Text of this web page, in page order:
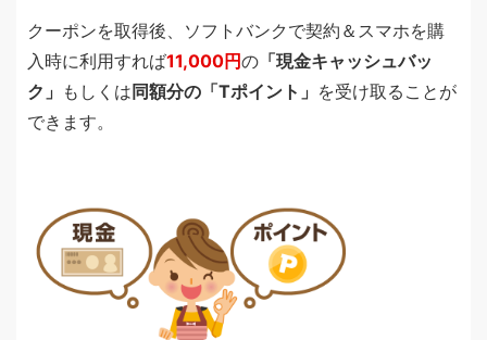
クーポンを取得後、ソフトバンクで契約＆スマホを購
入時に利用すれば11,000円の 「現金キャッシュバッ
ク」 もしくは同額分の「Tポイント」 を受け取ることが
できます。